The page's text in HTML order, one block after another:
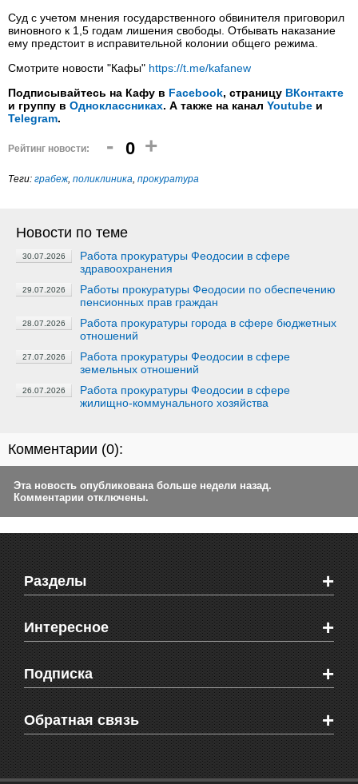
Суд с учетом мнения государственного обвинителя приговорил
виновного к 1,5 годам лишения свободы. Отбывать наказание
ему предстоит в исправительной колонии общего режима.
Смотрите новости "Кафы" https://t.me/kafanew
Подписывайтесь на Кафу в Facebook, страницу ВКонтакте
и группу в Одноклассниках. А также на канал Youtube и
Telegram.
Рейтинг новости: - 0 +
Теги: грабеж, поликлиника, прокуратура
Новости по теме
30.07.2026
Работа прокуратуры Феодосии в сфере
здравоохранения
29.07.2026
Работы прокуратуры Феодосии по обеспечению
пенсионных прав граждан
28.07.2026
Работа прокуратуры города в сфере бюджетных
отношений
27.07.2026
Работа прокуратуры Феодосии в сфере
земельных отношений
26.07.2026
Работа прокуратуры Феодосии в сфере
жилищно-коммунального хозяйства
Комментарии (0):
Эта новость опубликована больше недели назад.
Комментарии отключены.
Разделы +
Новости Феодосии
Новости Крыма
Мировые новости
Объявления
Здоровье
СМС мнения читателей
Интересное +
Видео о Феодосии
Веб-камеры Феодосии
Блоги феодосийцев
Школы Феодосии
Подписка +
Печатная версия газеты "Кафа"
RSS
Обратная связь +
Рекламодателям
Контактная информация